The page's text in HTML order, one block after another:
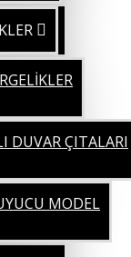
DUVAR ÇITALARI
MODEL